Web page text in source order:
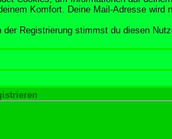
Komfort. Deine Mail-Adresse wird
der Registrierung stimmst du diesen